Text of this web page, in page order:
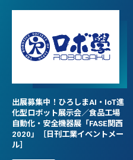
出展募集中！ひろしまAI・IoT進
化型ロボット展示会／食品工場
自動化・安全機器展「FASE関西
2020」［日刊工業イベントメー
ル］